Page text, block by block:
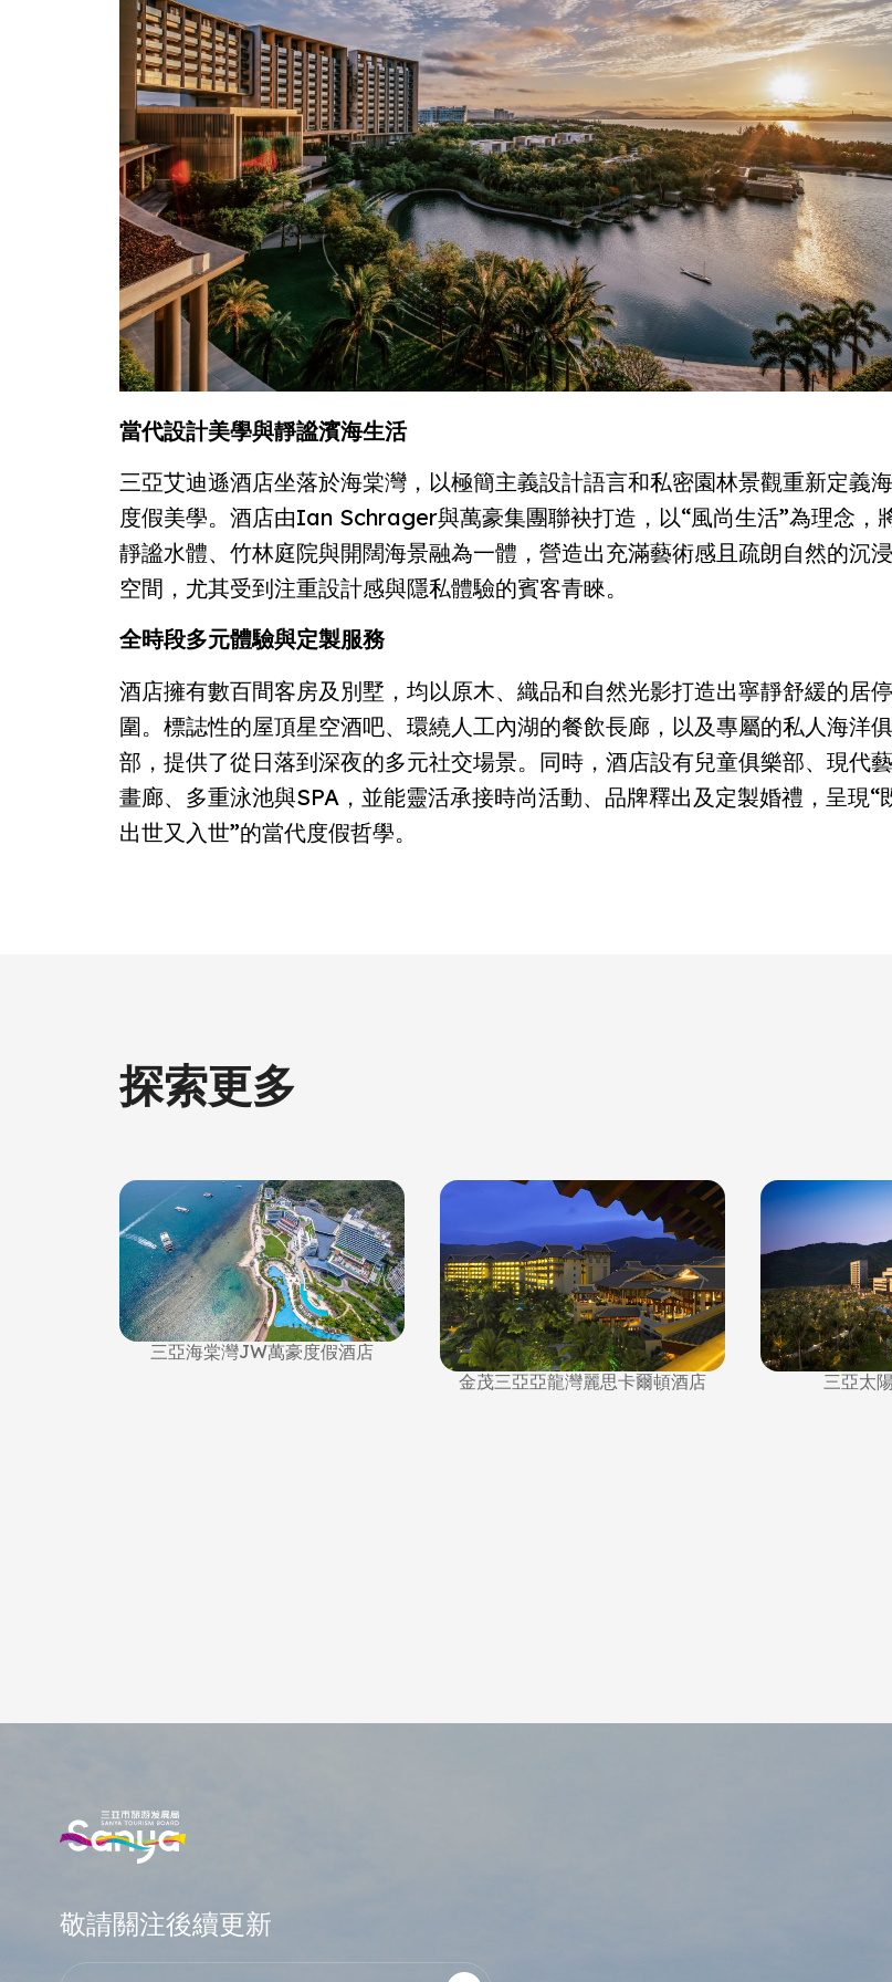
當代設計美學與靜謐濱海生活
三亞艾迪遜酒店坐落於海棠灣，以極簡主義設計語言和私密園林景觀重新定義
度假美學。酒店由Ian Schrager與萬豪集團聯袂打造，以“風尚生活”為理念，
靜謐水體、竹林庭院與開闊海景融為一體，營造出充滿藝術感且疏朗自然的沉
空間，尤其受到注重設計感與隱私體驗的賓客青睞。
全時段多元體驗與定製服務
酒店擁有數百間客房及別墅，均以原木、織品和自然光影打造出寧靜舒緩的居
圍。標誌性的屋頂星空酒吧、環繞人工內湖的餐飲長廊，以及專屬的私人海洋
部，提供了從日落到深夜的多元社交場景。同時，酒店設有兒童俱樂部、現代
畫廊、多重泳池與SPA，並能靈活承接時尚活動、品牌釋出及定製婚禮，呈現“
出世又入世”的當代度假哲學。
探索更多
三亞海棠灣JW萬豪度假酒店
金茂三亞亞龍灣麗思卡爾頓酒店
三亞太
敬請關注後續更新